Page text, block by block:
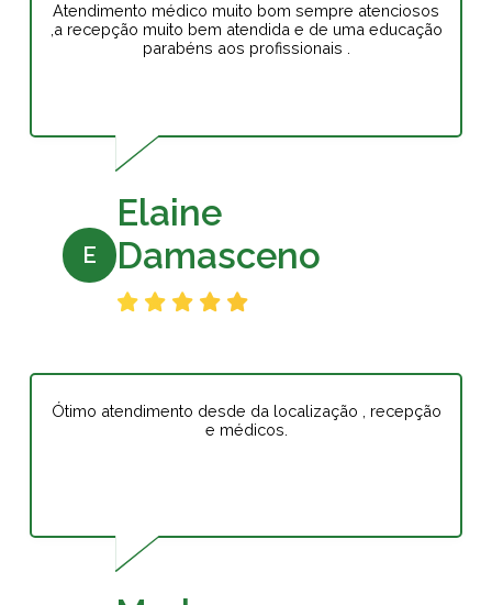
Atendimento médico muito bom sempre atenciosos
,a recepção muito bem atendida e de uma educação
parabéns aos profissionais .
E
Elaine
Damasceno
Ótimo atendimento desde da localização , recepção
e médicos.